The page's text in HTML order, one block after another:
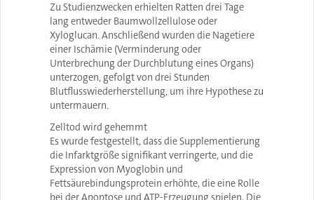
Zu Studienzwecken erhielten Ratten drei Tage
lang entweder Baumwollzellulose oder
Xyloglucan. Anschließend wurden die Nagetiere
einer Ischämie (Verminderung oder
Unterbrechung der Durchblutung eines Organs)
unterzogen, gefolgt von drei Stunden
Blutflusswiederherstellung, um ihre Hypothese zu
untermauern.
Zelltod wird gehemmt
Es wurde festgestellt, dass die Supplementierung
die Infarktgröße signifikant verringerte, und die
Expression von Myoglobin und
Fettsäurebindungsprotein erhöhte, die eine Rolle